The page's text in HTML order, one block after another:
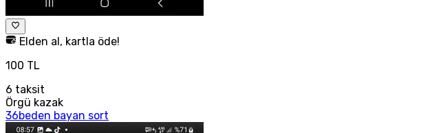
Elden al, kartla öde!
100 TL
6 taksit
Örgü kazak
36beden bayan sort